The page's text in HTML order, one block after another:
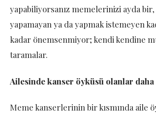
yapabiliyorsanız memelerinizi ayda
yapamayan ya da yapmak istemeyen
kadar önemsenmiyor; kendi kendine
taramalar.
Ailesinde kanser öyküsü olanlar
Meme kanserlerinin bir kısmında aile